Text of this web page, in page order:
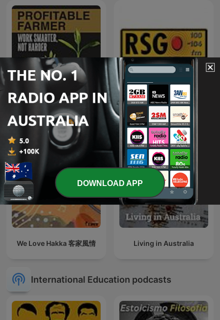
Profitable Farmer RSG Dokumentêr
We Love Hakka 客家風情 Living in Australia
International Education podcasts
DOWNLOAD APP